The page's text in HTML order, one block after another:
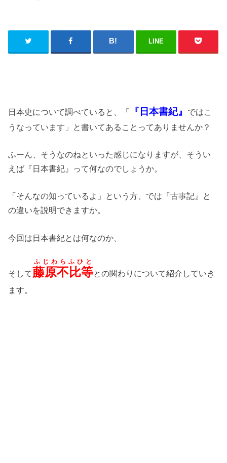
LINE
日本史について調べていると、「 『日本書紀』
ではこ
うなっています」と書いてあることってありませんか？
ふーん、そうなのねといった感じになりますが、そうい
えば『日本書紀』って何なのでしょうか。
「そんなの知っているよ」という方、では『古事記』と
の違いを説明できますか。
今回は日本書紀とは何なのか、
そして藤原不比等
ふじわらふひと
との関わりについて紹介していき
ます。